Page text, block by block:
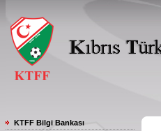
KTFF Bilgi Bankası